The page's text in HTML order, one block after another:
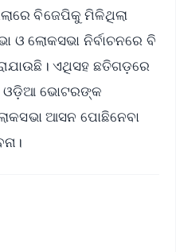
ବିଜେପିକୁ ମିଳିଥିଲା
ଓ ଲୋକସଭା ନିର୍ବାଚନରେ ବି
ଏଥିସହ ଛତିଗଡ଼ରେ
ଓଡ଼ିଆ ଭୋଟରଙ୍କ
ଆସନ ପୋଛିନେବା